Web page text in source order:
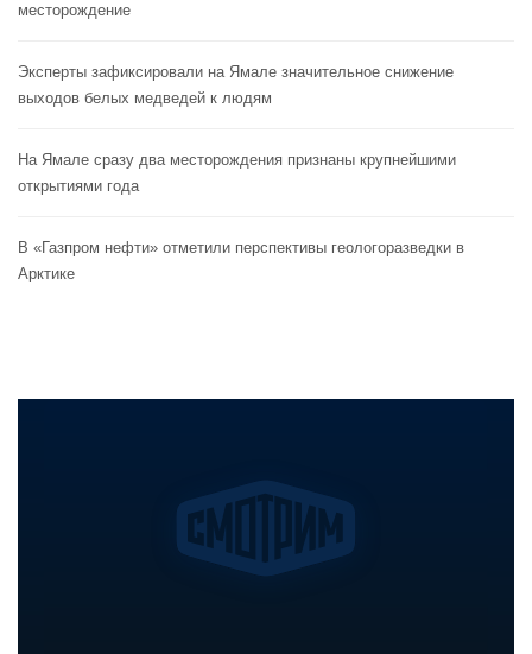
месторождение
Эксперты зафиксировали на Ямале значительное снижение
выходов белых медведей к людям
На Ямале сразу два месторождения признаны крупнейшими
открытиями года
В «Газпром нефти» отметили перспективы геологоразведки в
Арктике